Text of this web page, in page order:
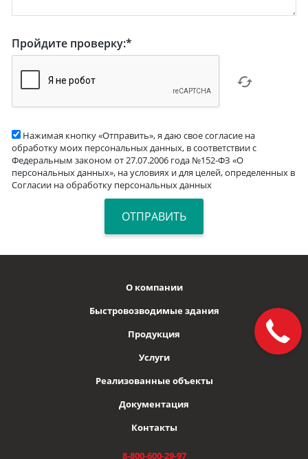
Пройдите проверку:*
Нажимая кнопку «Отправить», я даю свое согласие на
обработку моих персональных данных, в соответствии с
Федеральным законом от 27.07.2006 года №152-ФЗ «О
персональных данных», на условиях и для целей, определенных в
Согласии на обработку персональных данных
О компании
Быстровозводимые здания
Продукция
Услуги
Реализованные объекты
Документация
Контакты
8-800-600-29-97